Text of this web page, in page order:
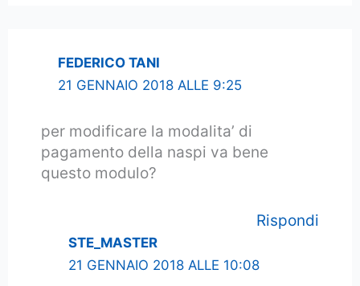
FEDERICO TANI
21 GENNAIO 2018 ALLE 9:25
per modificare la modalita’ di
pagamento della naspi va bene
questo modulo?
Rispondi
STE_MASTER
21 GENNAIO 2018 ALLE 10:08